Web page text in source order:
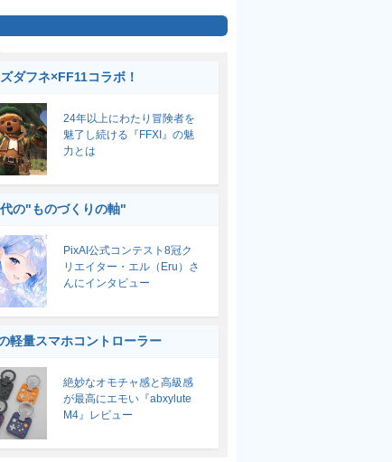
ダフネ×FF11コラボ！
24年以上にわたり冒険者を
魅了し続ける『FFXI』の魅
力とは
の"ものづくりの軸"
PixAI公式コンテスト8冠ク
リエイター・エル（Eru）さ
んにインタビュー
軽量スマホコントローラー
絶妙なオモチャ感と高級感
が最高にエモい『abxylute
M4』レビュー